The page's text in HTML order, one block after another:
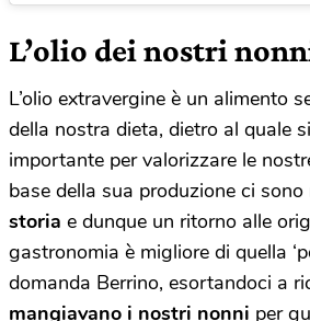
L’olio dei nostri
L’olio extravergine è un alimento
della nostra dieta, dietro al quale
importante per valorizzare le
base della sua produzione ci sono
storia e dunque un ritorno alle
gastronomia è migliore di quella
domanda Berrino, esortandoci a
mangiavano i nostri nonni per